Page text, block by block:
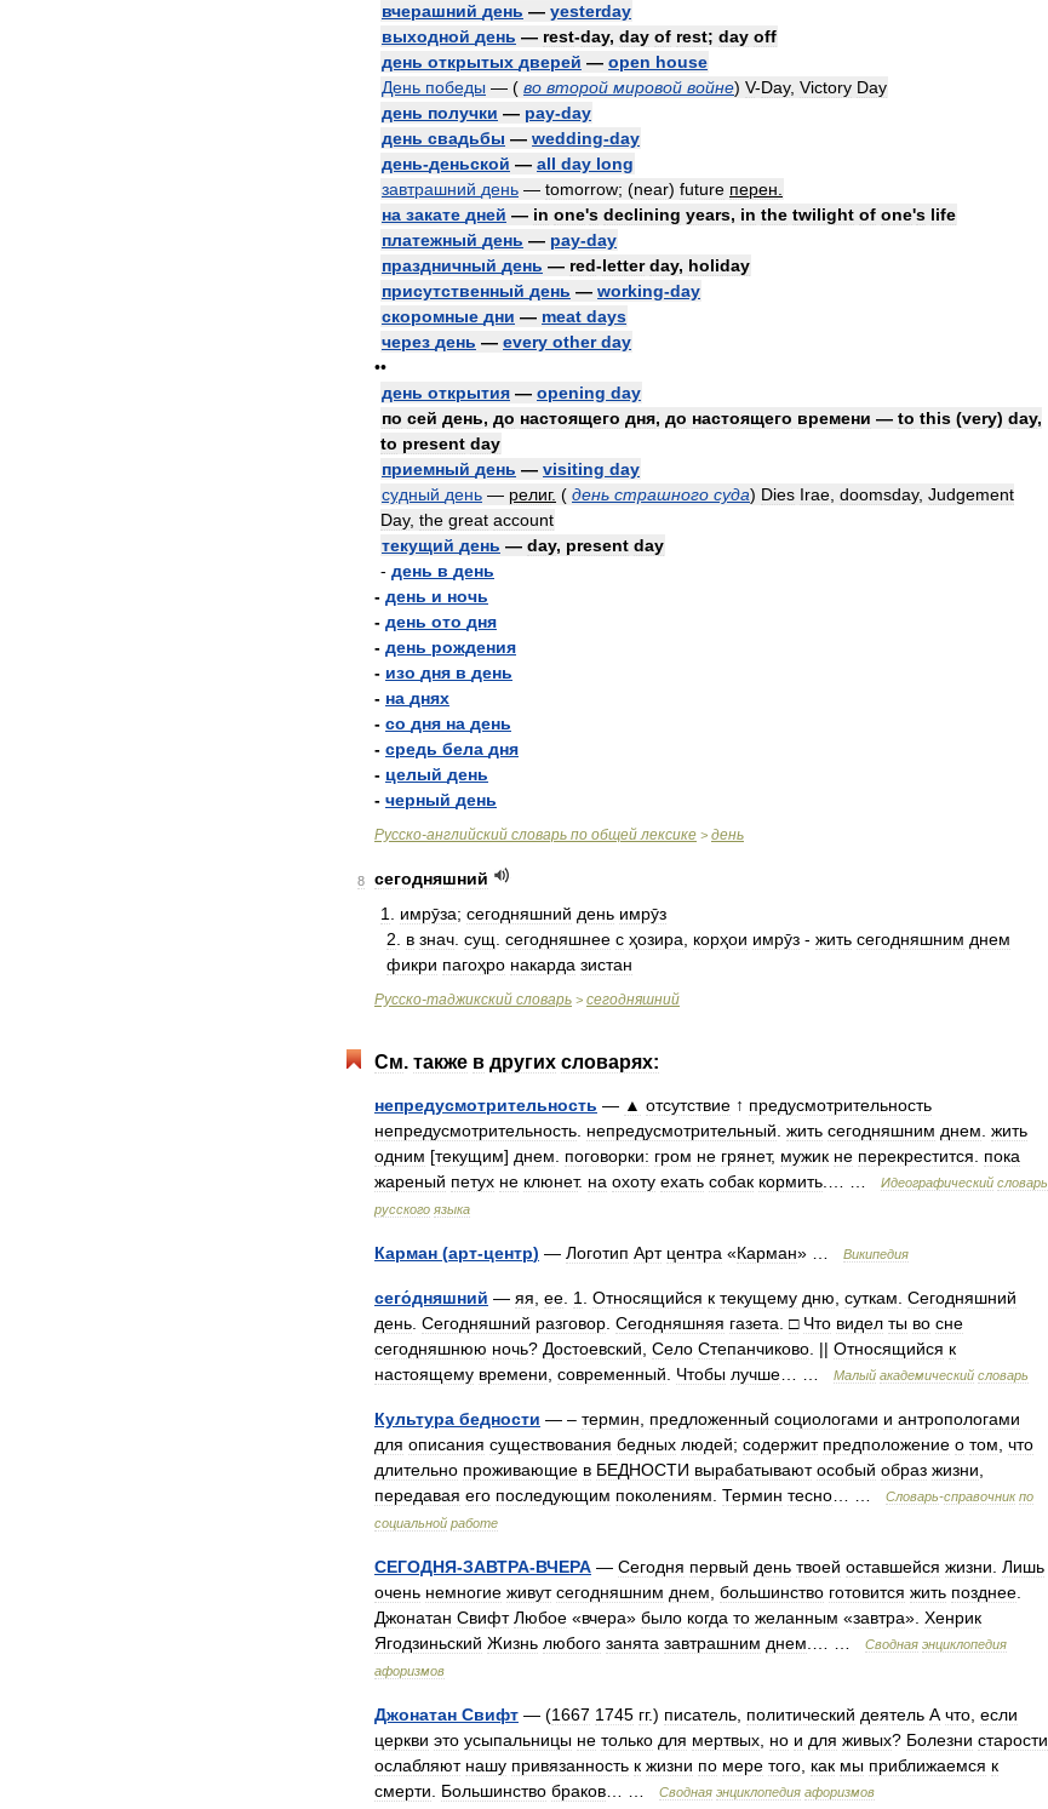
вчерашний день — yesterday
выходной день — rest-day, day of rest; day off
день открытых дверей — open house
День победы — ( во второй мировой войне) V-Day, Victory Day
день получки — pay-day
день свадьбы — wedding-day
день-деньской — all day long
завтрашний день — tomorrow; (near) future перен
на закате дней — in one's declining years, in the twilight of one's life
платежный день — pay-day
праздничный день — red-letter day, holiday
присутственный день — working-day
скоромные дни — meat days
через день — every other day
••
день открытия — opening day
по сей день, до настоящего дня, до настоящего времени — to this (very) day,
to present day
приемный день — visiting day
судный день — религ. ( день страшного суда) Dies Irae doomsday, Judgement
Day, the great account
текущий день — day, present day
- день в день
- день и ночь
- день ото дня
- день рождения
- изо дня в день
- на днях
- со дня на день
- средь бела дня
- целый день
- черный день
Русско-английский словарь по общей лексике > день
8
сегодняшний
1
имрӯза; сегодняшний день имрӯз
2
в знач сущ сегодняшнее с ҳозира корҳои имрӯз - жить сегодняшним днем
фикри пагоҳро накарда зистан
Русско-таджикский словарь > сегодняшний
См. также в других словарях:
непредусмотрительность — ▲ отсутствие ↑ предусмотрительность
непредусмотрительность непредусмотрительный жить сегодняшним днем жить
одним [текущим] днем поговорки: гром не грянет, мужик не перекрестится
пока
жареный петух не клюнет. на охоту ехать собак кормить Идеографический словарь
русского языка
Карман (арт-центр) — Логотип Арт центра «Карман» … Википедия
сего́дняшний — яя ее 1 Относящийся к текущему дню суткам Сегодняшний
день Сегодняшний разговор Сегодняшняя газета □ Что видел ты во сне
сегодняшнюю ночь? Достоевский Село Степанчиково . || Относящийся к
настоящему времени современный Чтобы лучше Малый академический словарь
Культура бедности — – термин предложенный социологами и антропологами
для описания существования бедных людей; содержит предположение о том что
длительно проживающие в БЕДНОСТИ вырабатывают особый образ жизни
передавая его последующим поколениям Термин тесно Словарь-справочник по
социальной работе
СЕГОДНЯ-ЗАВТРА-ВЧЕРА — Сегодня первый день твоей оставшейся жизни Лишь
очень немногие живут сегодняшним днем большинство готовится жить позднее
Джонатан Свифт Любое «вчера» было когда то желанным «завтра». Хенрик
Ягодзиньский Жизнь любого занята завтрашним днем Сводная энциклопедия
афоризмов
Джонатан Свифт — (1667 1745 гг.) писатель политический деятель А что если
церкви это усыпальницы не только для мертвых но и для живых? Болезни старости
ослабляют нашу привязанность к жизни по мере того как мы приближаемся к
смерти
Большинство браков Сводная энциклопедия афоризмов